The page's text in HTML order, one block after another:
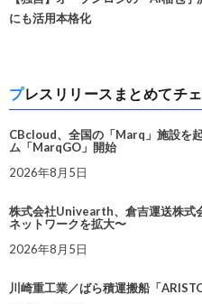
にも活用本格化
プレスリリースまとめてチ
CBcloud、全国の「Marq」施設を
ム「MarqGO」開始
2026年8月5日
株式会社Univearth、倉吉運送株式
ネットワークを拡大〜
2026年8月5日
川崎重工業／ばら積運搬船「